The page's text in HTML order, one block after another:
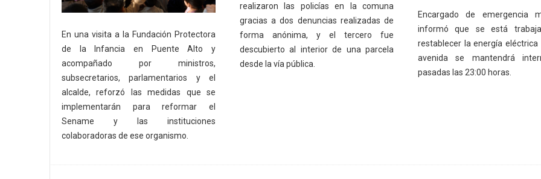
En una visita a la Fundación Protectora
de la Infancia en Puente Alto y
acompañado por ministros,
subsecretarios, parlamentarios y el
alcalde, reforzó las medidas que se
implementarán para reformar el
Sename y las instituciones
colaboradoras de ese organismo.
realizaron las policías en la comuna
gracias a dos denuncias realizadas de
forma anónima, y el tercero fue
descubierto al interior de una parcela
desde la vía pública.
Encargado de emergencia
informó que se está
restablecer la energía eléctrica
avenida se mantendrá
pasadas las 23:00 horas.